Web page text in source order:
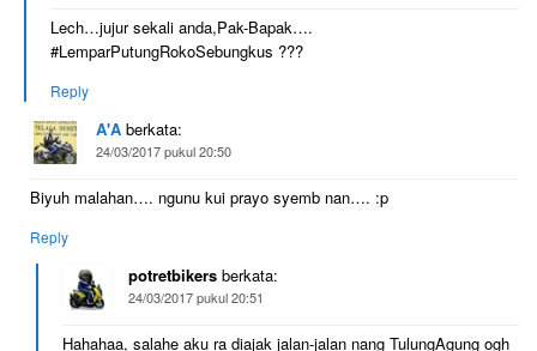
Lech…jujur sekali anda,Pak-Bapak….
#LemparPutungRokoSebungkus ???
Reply
A'A berkata:
24/03/2017 pukul 20:50
Biyuh malahan…. ngunu kui prayo syemb nan…. :p
Reply
potretbikers berkata:
24/03/2017 pukul 20:51
Hahahaa, salahe aku ra diajak jalan-jalan nang TulungAgung ogh